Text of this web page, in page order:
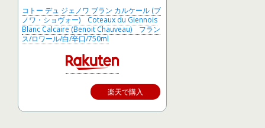
コトー デュ ジェノワ ブラン カルケール (ブ
ノワ・ショヴォー) Coteaux du Giennois
Blanc Calcaire (Benoit Chauveau) フラン
ス/ロワール/白/辛口/750ml
楽天で購入